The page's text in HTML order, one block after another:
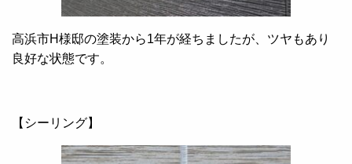
高浜市H様邸の塗装から1年が経ちましたが、ツヤもあり
良好な状態です。
【シーリング】